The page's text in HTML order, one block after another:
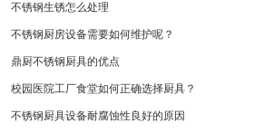
不锈钢生锈怎么处理
不锈钢厨房设备需要如何维护呢？
鼎厨不锈钢厨具的优点
校园医院工厂食堂如何正确选择厨具？
不锈钢厨具设备耐腐蚀性良好的原因